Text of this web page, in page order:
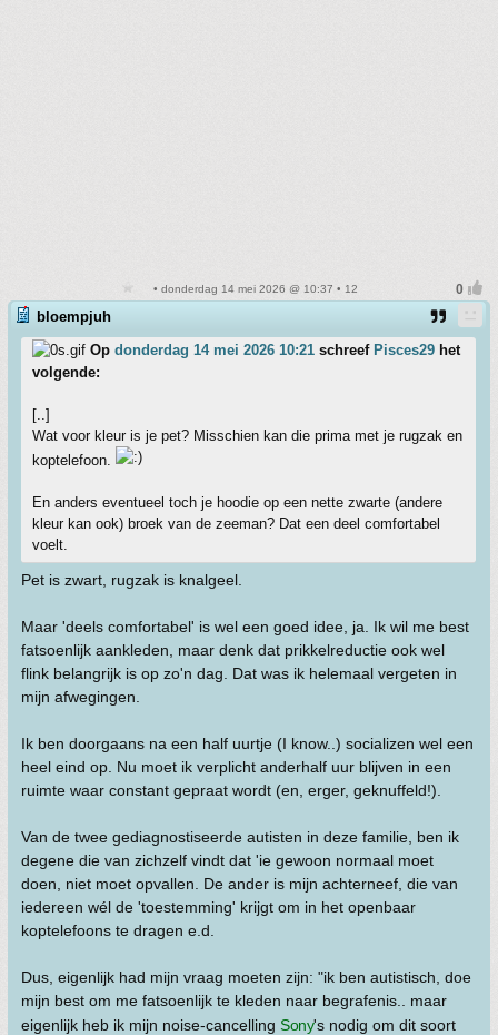
• donderdag 14 mei 2026 @ 10:37 • 12
bloempjuh
Op donderdag 14 mei 2026 10:21 schreef Pisces29 het
volgende:
[..]
Wat voor kleur is je pet? Misschien kan die prima met je rugzak en
koptelefoon.
En anders eventueel toch je hoodie op een nette zwarte (andere
kleur kan ook) broek van de zeeman? Dat een deel comfortabel
voelt.
Pet is zwart, rugzak is knalgeel.
Maar 'deels comfortabel' is wel een goed idee, ja. Ik wil me best
fatsoenlijk aankleden, maar denk dat prikkelreductie ook wel
flink belangrijk is op zo'n dag. Dat was ik helemaal vergeten in
mijn afwegingen.
Ik ben doorgaans na een half uurtje (I know..) socializen wel een
heel eind op. Nu moet ik verplicht anderhalf uur blijven in een
ruimte waar constant gepraat wordt (en, erger, geknuffeld!).
Van de twee gediagnostiseerde autisten in deze familie, ben ik
degene die van zichzelf vindt dat 'ie gewoon normaal moet
doen, niet moet opvallen. De ander is mijn achterneef, die van
iedereen wél de 'toestemming' krijgt om in het openbaar
koptelefoons te dragen e.d.
Dus, eigenlijk had mijn vraag moeten zijn: "ik ben autistisch, doe
mijn best om me fatsoenlijk te kleden naar begrafenis.. maar
eigenlijk heb ik mijn noise-cancelling Sony's nodig om dit soort